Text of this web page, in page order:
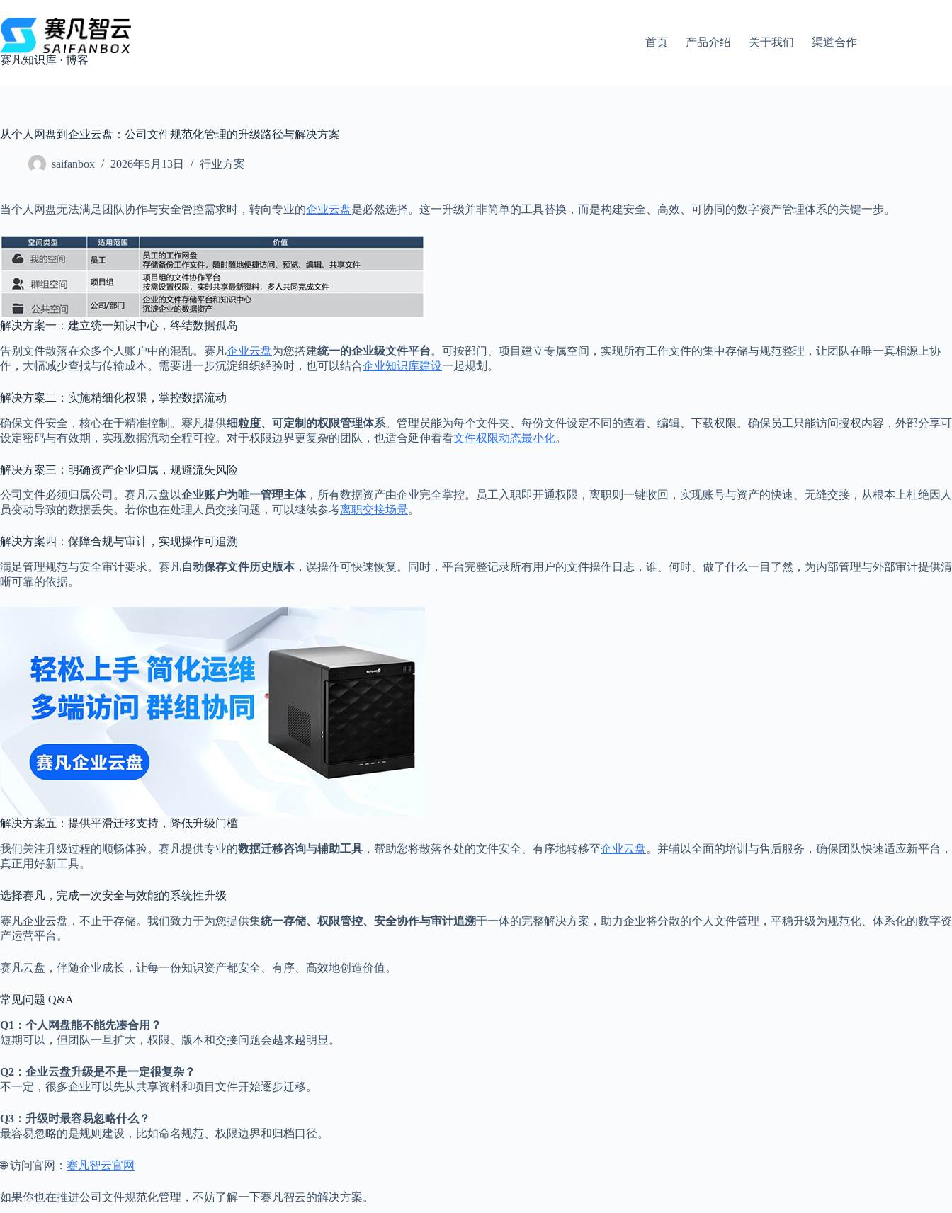
过
内
容
赛凡知识库 · 博客
首页 产品介绍 关于我们 渠道合作
从个人网盘到企业云盘：公司文件规范化管理的升级路径与解决方案
saifanbox 2026年5月13日 行业方案
当个人网盘无法满足团队协作与安全管控需求时，转向专业的企业云盘是必然选择。这一升级并非简单的工具替换，而是构建安全、高效、可协同的数字资产管理体系的关键一步。
解决方案一：建立统一知识中心，终结数据孤岛
告别文件散落在众多个人账户中的混乱。赛凡企业云盘为您搭建统一的企业级文件平台。可按部门、项目建立专属空间，实现所有工作文件的集中存储与规范整理，让团队在唯一真相源上协
作，大幅减少查找与传输成本。需要进一步沉淀组织经验时，也可以结合企业知识库建设一起规划。
解决方案二：实施精细化权限，掌控数据流动
确保文件安全，核心在于精准控制。赛凡提供细粒度、可定制的权限管理体系。管理员能为每个文件夹、每份文件设定不同的查看、编辑、下载权限。确保员工只能访问授权内容，外部分享可
设定密码与有效期，实现数据流动全程可控。对于权限边界更复杂的团队，也适合延伸看看文件权限动态最小化。
解决方案三：明确资产企业归属，规避流失风险
公司文件必须归属公司。赛凡云盘以企业账户为唯一管理主体，所有数据资产由企业完全掌控。员工入职即开通权限，离职则一键收回，实现账号与资产的快速、无缝交接，从根本上杜绝因人
员变动导致的数据丢失。若你也在处理人员交接问题，可以继续参考离职交接场景。
解决方案四：保障合规与审计，实现操作可追溯
满足管理规范与安全审计要求。赛凡自动保存文件历史版本，误操作可快速恢复。同时，平台完整记录所有用户的文件操作日志，谁、何时、做了什么一目了然，为内部管理与外部审计提供清
晰可靠的依据。
解决方案五：提供平滑迁移支持，降低升级门槛
我们关注升级过程的顺畅体验。赛凡提供专业的数据迁移咨询与辅助工具 ，帮助您将散落各处的文件安全、有序地转移至企业云盘。并辅以全面的培训与售后服务，确保团队快速适应新平台，
真正用好新工具。
选择赛凡，完成一次安全与效能的系统性升级
赛凡企业云盘，不止于存储。我们致力于为您提供集统一存储、权限管控、安全协作与审计追溯于一体的完整解决方案，助力企业将分散的个人文件管理，平稳升级为规范化、体系化的数字资
产运营平台。
赛凡云盘，伴随企业成长，让每一份知识资产都安全、有序、高效地创造价值。
常见问题 Q&A
Q1：个人网盘能不能先凑合用？
短期可以，但团队一旦扩大，权限、版本和交接问题会越来越明显。
Q2：企业云盘升级是不是一定很复杂？
不一定，很多企业可以先从共享资料和项目文件开始逐步迁移。
Q3：升级时最容易忽略什么？
最容易忽略的是规则建设，比如命名规范、权限边界和归档口径。
🌐 访问官网： 赛凡智云官网
如果你也在推进公司文件规范化管理，不妨了解一下赛凡智云的解决方案。